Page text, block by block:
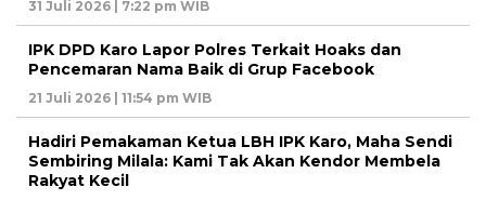
31 Juli 2026 | 7:22 pm WIB
IPK DPD Karo Lapor Polres Terkait Hoaks dan
Pencemaran Nama Baik di Grup Facebook
21 Juli 2026 | 11:54 pm WIB
Hadiri Pemakaman Ketua LBH IPK Karo, Maha Sendi
Sembiring Milala: Kami Tak Akan Kendor Membela
Rakyat Kecil